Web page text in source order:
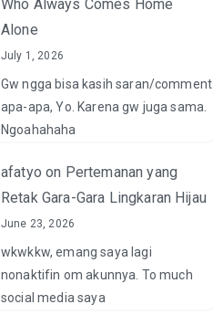
Who Always Comes Home
Alone
July 1, 2026
Gw ngga bisa kasih saran/comment
apa-apa, Yo. Karena gw juga sama.
Ngoahahaha
afatyo on Pertemanan yang
Retak Gara-Gara Lingkaran Hijau
June 23, 2026
wkwkkw, emang saya lagi
nonaktifin om akunnya. To much
social media saya